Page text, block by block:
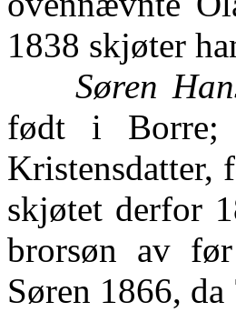
1838 skjøter
Søren
født i Borre;
Kristensdatter,
skjøtet derfor
brorsøn av
Søren 1866, da